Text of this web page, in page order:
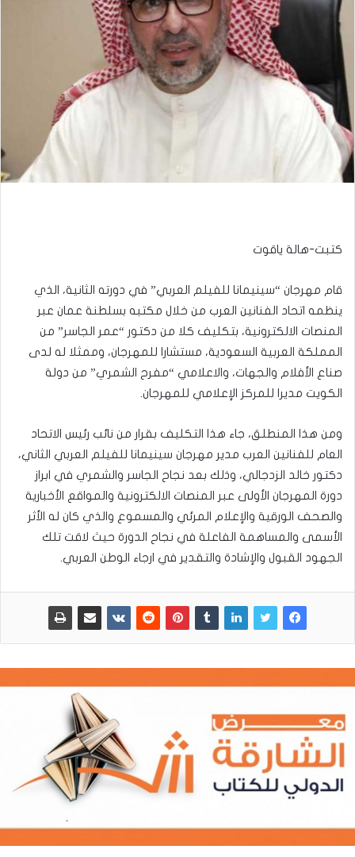
كتبت-هالة ياقوت
قام مهرجان “سينيمانا للفيلم العربي” في دورته الثانية، الذي
ينظمه اتحاد الفنانين العرب من خلال مكتبه بسلطنة عمان عبر
المنصات الالكترونية، بتكليف كلا من دكتور “عمر الجاسر” من
المملكة العربية السعودية، مستشارا للمهرجان، وممثلا له لدى
صناع الأفلام والجهات، والاعلامي “مفرح الشمري” من دولة
الكويت مديرا للمركز الإعلامي للمهرجان.
ومن هذا المنطلق، جاء هذا التكليف بقرار من نائب رئيس الاتحاد
العام للفنانين العرب مدير مهرجان سينيمانا للفيلم العربي الثاني،
دكتور خالد الزدجالي، وذلك بعد نجاح الجاسر والشمري في ابراز
دورة المهرجان الأولى عبر المنصات الالكترونية والمواقع الأخبارية
والصحف الورقية والإعلام المرئي والمسموع والذي كان له الأثر
الأسمى والمساهمة الفاعلة في نجاح الدورة حيث لاقت تلك
الجهود القبول والإشادة والتقدير في ارجاء الوطن العربي.